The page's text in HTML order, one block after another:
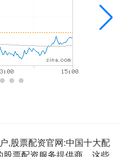
,股票配资官网:中国十大配
票配资服务提供商，这些